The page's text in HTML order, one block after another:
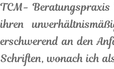
TCM-
ihren
erschwerend an den
Schriften, wonach ich